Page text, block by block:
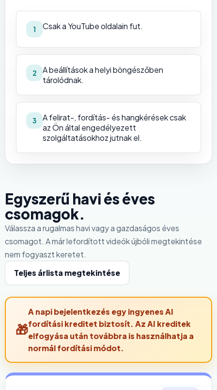
1 Csak a YouTube oldalain fut.
2
A beállítások a helyi böngészőben
tárolódnak.
3
A felirat-, fordítás- és hangkérések csak
az Ön által engedélyezett
szolgáltatásokhoz jutnak el.
Egyszerű havi és éves
csomagok.
Válassza a rugalmas havi vagy a gazdaságos éves
csomagot. A már lefordított videók újbóli megtekintése
nem fogyaszt keretet.
Teljes árlista megtekintése
A napi bejelentkezés egy ingyenes AI
fordítási kreditet biztosít. Az AI kreditek
elfogyása után továbbra is használhatja a
normál fordítási módot.